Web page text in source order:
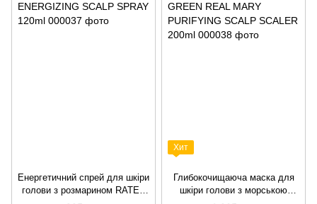
Енергетичний спрей для шкіри
голови з розмарином RATED
Хит
Глибокочищаюча маска для
шкіри голови з морською